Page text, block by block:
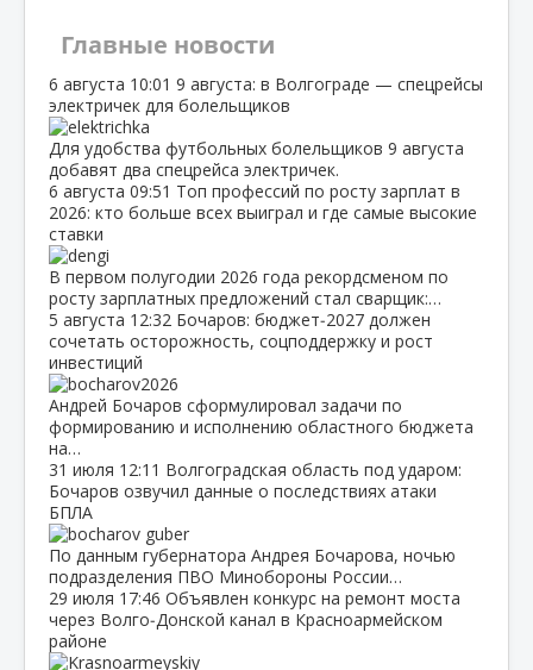
Главные новости
6 августа 10:01 9 августа: в Волгограде — спецрейсы
электричек для болельщиков
Для удобства футбольных болельщиков 9 августа
добавят два спецрейса электричек.
6 августа 09:51 Топ профессий по росту зарплат в
2026: кто больше всех выиграл и где самые высокие
ставки
В первом полугодии 2026 года рекордсменом по
росту зарплатных предложений стал сварщик:…
5 августа 12:32 Бочаров: бюджет‑2027 должен
сочетать осторожность, соцподдержку и рост
инвестиций
Андрей Бочаров сформулировал задачи по
формированию и исполнению областного бюджета
на…
31 июля 12:11 Волгоградская область под ударом:
Бочаров озвучил данные о последствиях атаки
БПЛА
По данным губернатора Андрея Бочарова, ночью
подразделения ПВО Минобороны России…
29 июля 17:46 Объявлен конкурс на ремонт моста
через Волго‑Донской канал в Красноармейском
районе